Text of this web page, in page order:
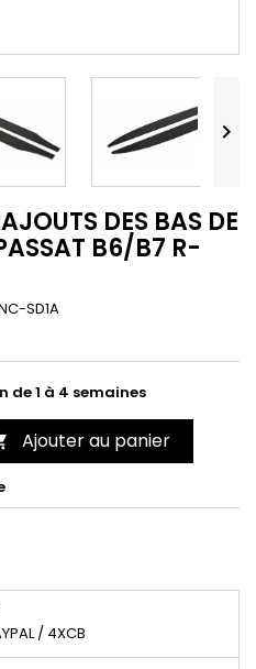

DES BAS DE
B6/B7 R-
SD1A
de 1 à 4 semaines
Ajouter au panier
/ 4XCB